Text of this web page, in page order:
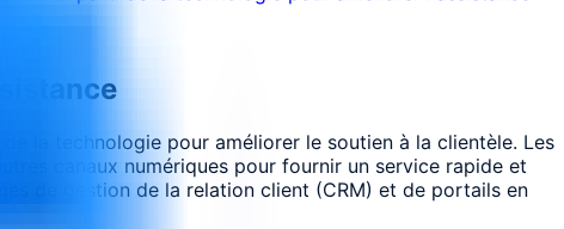
la technologie pour améliorer le soutien à la clientèle. Les
canaux numériques pour fournir un service rapide et
de gestion de la relation client (CRM) et de portails en